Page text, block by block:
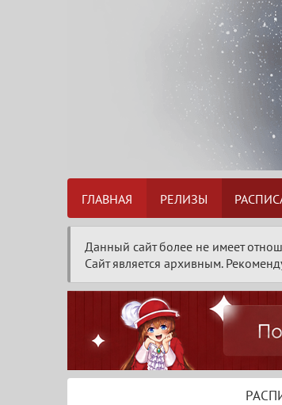
ГЛАВНАЯ РЕЛИЗЫ
Данный сайт более не имеет
Сайт является архивным.